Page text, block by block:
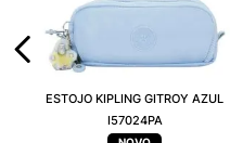
ESTOJO KIPLING GITROY AZUL
I57024PA